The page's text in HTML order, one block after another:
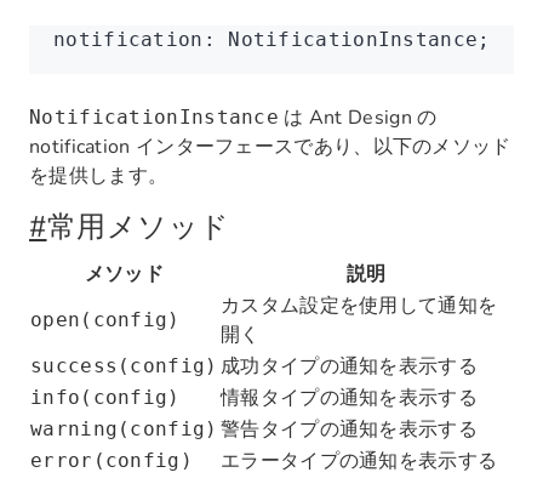
notification : NotificationInstance;
NotificationInstance は Ant Design の
notification インターフェースであり、以下のメソッド
を提供します。
#常用メソッド
メソッド 説明
open(config)
カスタム設定を使用して通知を
開く
success(config) 成功タイプの通知を表示する
info(config) 情報タイプの通知を表示する
warning(config) 警告タイプの通知を表示する
error(config) エラータイプの通知を表示する